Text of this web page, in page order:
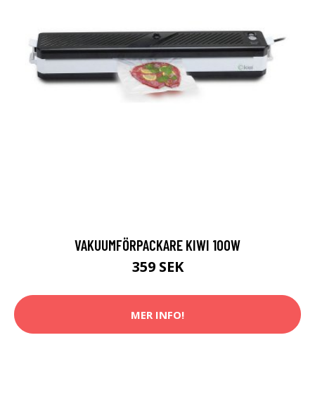
VAKUUMFÖRPACKARE KIWI 100W
359 SEK
MER INFO!